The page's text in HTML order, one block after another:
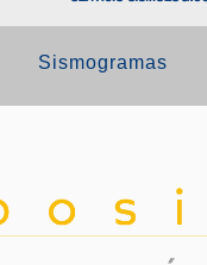
Sismogramas